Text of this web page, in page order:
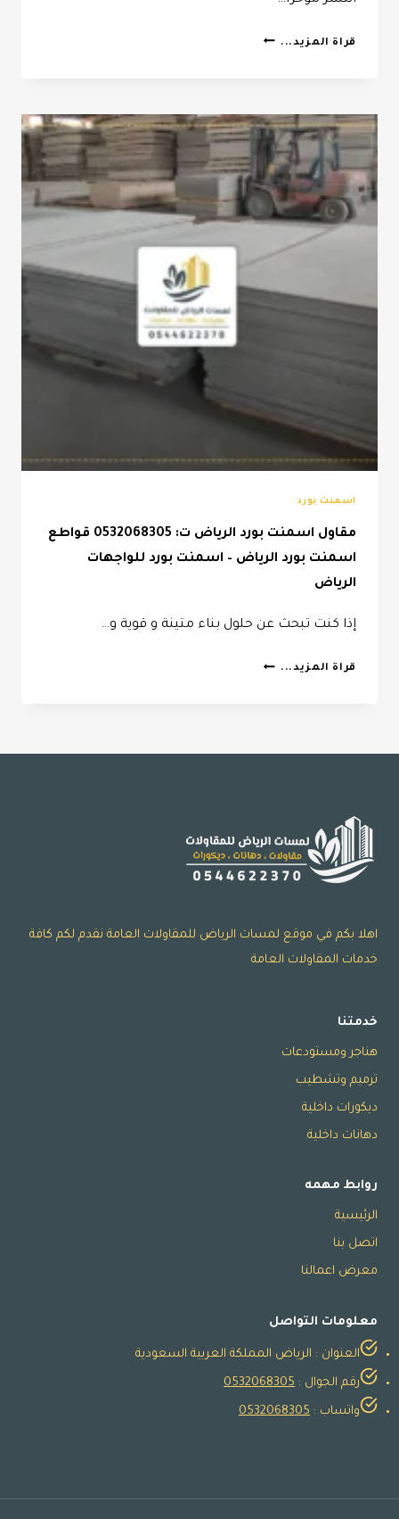
قراة المزيد... ديكورات
0532068305
تركيب
استيل
على
الجدران
اسمنت بورد
مقاول اسمنت بورد الرياض ت: 0532068305 قواطع
اسمنت بورد الرياض – اسمنت بورد للواجهات
الرياض
إذا كنت تبحث عن حلول بناء متينة و قوية و…
قراة المزيد... مقاول
ت:
بورد
الرياض
بورد
للواجهات
اهلا بكم في موقع لمسات الرياض للمقاولات العامة نقدم لكم كافة
خدمات المقاولات العامة
خدمتنا
هناجر ومستودعات
ترميم وتشطيب
ديكورات داخلية
دهانات داخلية
روابط مهمه
الرئيسية
اتصل بنا
معرض اعمالنا
معلومات التواصل
العنوان : الرياض المملكة العربية السعودية
رقم الجوال : 0532068305
واتساب : 0532068305